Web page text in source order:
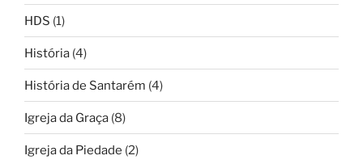
HDS (1)
História (4)
História de Santarém (4)
Igreja da Graça (8)
Igreja da Piedade (2)